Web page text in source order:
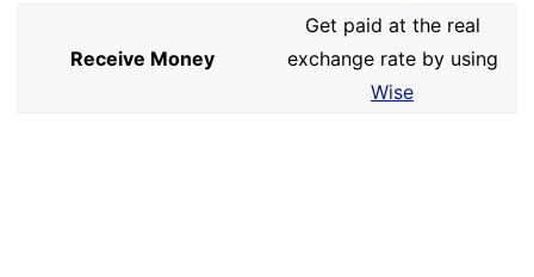
Receive Money
Get paid at the real
exchange rate by using
Wise